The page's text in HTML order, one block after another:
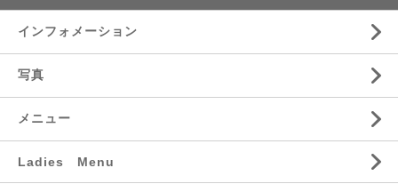
インフォメーション
写真
メニュー
Ladies Menu